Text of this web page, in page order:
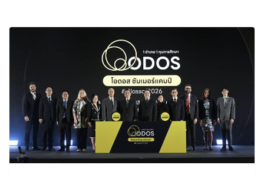
ราชปณิธาน สร้างคุณค่าการท่องเที่ยวไทยอย่างยั่งยืน